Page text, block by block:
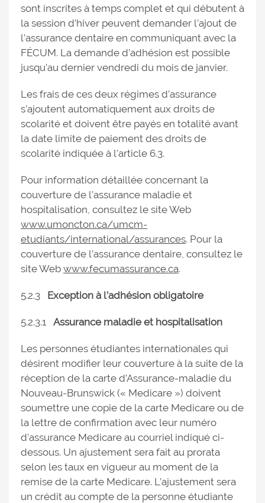
sont inscrites à temps complet et qui débutent à
la session d’hiver peuvent demander l’ajout de
l’assurance dentaire en communiquant avec la
FÉCUM. La demande d’adhésion est possible
jusqu’au dernier vendredi du mois de janvier.
Les frais de ces deux régimes d’assurance
s’ajoutent automatiquement aux droits de
scolarité et doivent être payés en totalité avant
la date limite de paiement des droits de
scolarité indiquée à l’article 6.3.
Pour information détaillée concernant la
couverture de l’assurance maladie et
hospitalisation, consultez le site Web
www.umoncton.ca/umcm-
etudiants/international/assurances. Pour la
couverture de l’assurance dentaire, consultez le
site Web www.fecumassurance.ca.
5.2.3 Exception à l’adhésion obligatoire
5.2.3.1 Assurance maladie et hospitalisation
Les personnes étudiantes internationales qui
désirent modifier leur couverture à la suite de la
réception de la carte d’Assurance-maladie du
Nouveau-Brunswick (« Medicare ») doivent
soumettre une copie de la carte Medicare ou de
la lettre de confirmation avec leur numéro
d'assurance Medicare au courriel indiqué ci-
dessous. Un ajustement sera fait au prorata
selon les taux en vigueur au moment de la
remise de la carte Medicare. L’ajustement sera
un crédit au compte de la personne étudiante